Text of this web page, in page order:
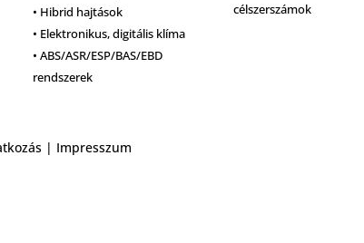
• Hibrid hajtások
• Elektronikus, digitális klíma
• ABS/ASR/ESP/BAS/EBD
rendszerek
célszerszámok
| Impresszum